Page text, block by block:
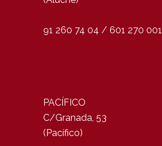
91 260 74 04 / 601 270 001
PACÍFICO
C/Granada, 53
(Pacífico)